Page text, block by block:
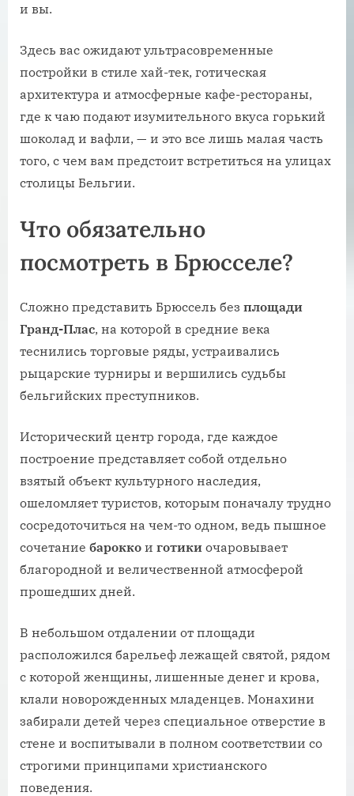
и вы.
Здесь вас ожидают ультрасовременные
постройки в стиле хай-тек, готическая
архитектура и атмосферные кафе-рестораны,
где к чаю подают изумительного вкуса горький
шоколад и вафли, — и это все лишь малая часть
того, с чем вам предстоит встретиться на улицах
столицы Бельгии.
Что обязательно
посмотреть в Брюсселе?
Сложно представить Брюссель без площади
Гранд-Плас, на которой в средние века
теснились торговые ряды, устраивались
рыцарские турниры и вершились судьбы
бельгийских преступников.
Исторический центр города, где каждое
построение представляет собой отдельно
взятый объект культурного наследия,
ошеломляет туристов, которым поначалу трудно
сосредоточиться на чем-то одном, ведь пышное
сочетание барокко и готики очаровывает
благородной и величественной атмосферой
прошедших дней.
В небольшом отдалении от площади
расположился барельеф лежащей святой, рядом
с которой женщины, лишенные денег и крова,
клали новорожденных младенцев. Монахини
забирали детей через специальное отверстие в
стене и воспитывали в полном соответствии со
строгими принципами христианского
поведения.